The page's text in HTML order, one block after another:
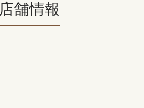
店舗情報